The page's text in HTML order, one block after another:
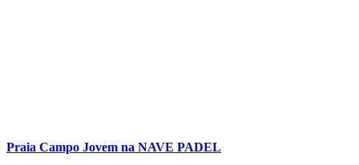
Praia Campo Jovem na NAVE PADEL